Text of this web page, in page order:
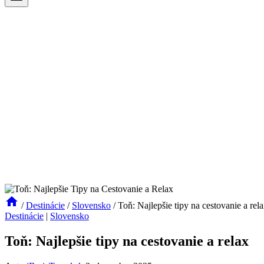
/ Destinácie / Slovensko / Toň: Najlepšie tipy na cestovanie a
Destinácie | Slovensko
Toň: Najlepšie tipy na cestovanie a relax